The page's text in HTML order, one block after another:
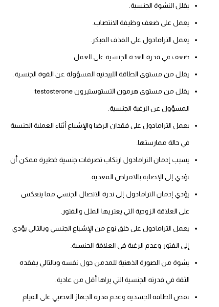
يقلل النشوة الجنسية.
يعمل على ضعف وظيفة الانتصاب.
يعمل الترامادول على القذف المبكر.
ضعف في قدرة الغدة الجنسية على العمل.
يقلل من مستوى الطاقة اللبيدنيه المسؤولة عن القوة الجنسية.
يقلل من مستوى هرمون التستوستيرون testosterone
المسؤول عن الرغبة الجنسية.
يعمل الترامادول على فقدان الرضا والإشباع أثناء العملية الجنسية
في حالة ممارستها.
يسبب إدمان الترامادول ارتكاب تصرفات جنسية خطيرة ممكن أن
تؤدي إلى الإصابة بالامراض المعدية.
يؤدي إدمان الترامادول إلى ندرة الاتصال الجنسي مما ينعكس
على العلاقة الزوجية التي يعتريها الملل والفتور.
يعمل الترامادول على خلق نوع من الإشباع الجنسي وبالتالي يؤدي
إلى الفتور وعدم الرغبة في العلاقة الجنسية.
يشوة من الصورة الذهنية للمدمن حول نفسه وبالتالي يفقده
الثقة في قدرته الجنسية التي يراها أقل من عادية.
نقص الطاقة الجسدية وعدم قدرة الجهاز العصبي على القيام